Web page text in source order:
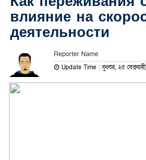
влияние на
деятельности
Reporter Name
Update Time : বুধবার, ২৫